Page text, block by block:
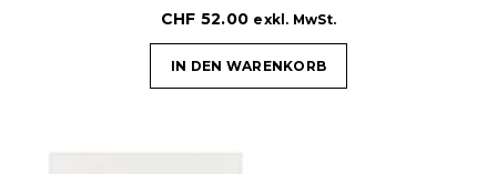
CHF 52.00 exkl. MwSt.
IN DEN WARENKORB